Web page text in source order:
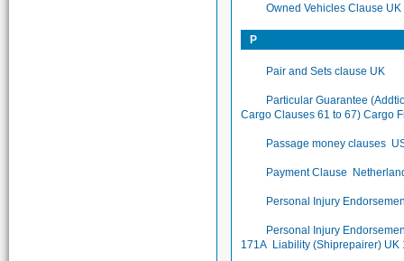
Owned Vehicles Clause UK
P
Pair and Sets clause UK
Particular Guarantee
Cargo Clauses 61 to 67) Cargo
Passage money clauses
Payment Clause
Personal Injury
Personal Injury
171A Liability (Shiprepairer) UK